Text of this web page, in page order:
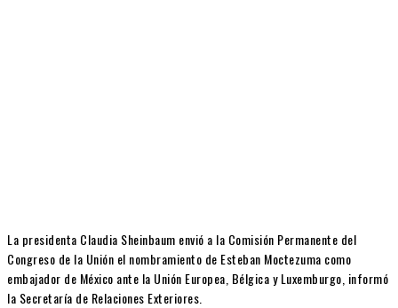
La presidenta Claudia Sheinbaum envió a la Comisión Permanente del
Congreso de la Unión el nombramiento de Esteban Moctezuma como
embajador de México ante la Unión Europea, Bélgica y Luxemburgo, informó
la Secretaría de Relaciones Exteriores.